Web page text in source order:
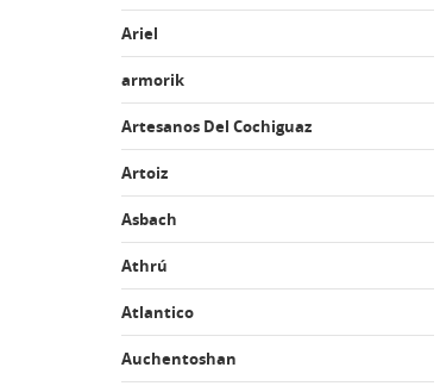
Ariel
armorik
Artesanos Del Cochiguaz
Artoiz
Asbach
Athrú
Atlantico
Auchentoshan